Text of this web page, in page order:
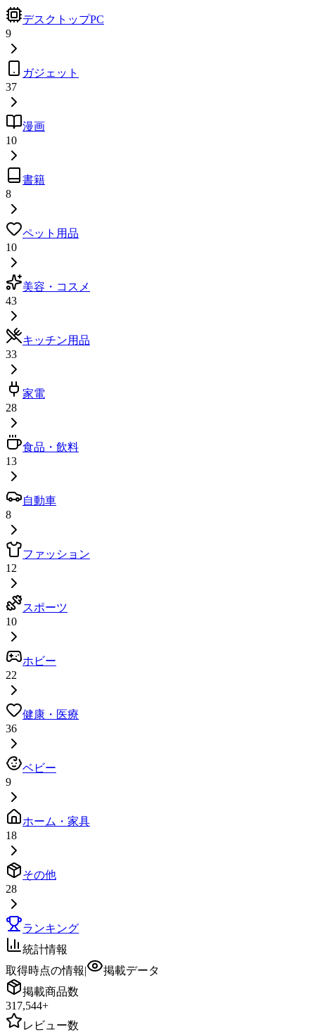
デスクトップPC
9
ガジェット
37
漫画
10
書籍
8
ペット用品
10
美容・コスメ
43
キッチン用品
33
家電
28
食品・飲料
13
自動車
8
ファッション
12
スポーツ
10
ホビー
22
健康・医療
36
ベビー
9
ホーム・家具
18
その他
28
ランキング
統計情報
取得時点の情報|
掲載データ
掲載商品数
317,544+
レビュー数